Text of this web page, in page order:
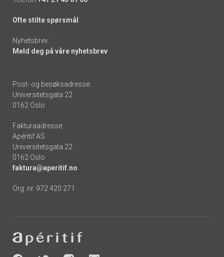
Ofte stilte spørsmål
Nyhetsbrev:
Meld deg på våre nyhetsbrev
Post- og besøksadresse:
Universitetsgata 22
0162 Oslo
Fakturaadresse:
Apéritif AS
Universitetsgata 22
0162 Oslo
faktura@aperitif.no
Org. nr. 972 420 271
-